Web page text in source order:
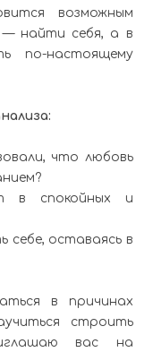
возможным
найти себя, а в
по-настоящему
что любовь
в спокойных и
себе, оставаясь в
в причинах
строить
вас на